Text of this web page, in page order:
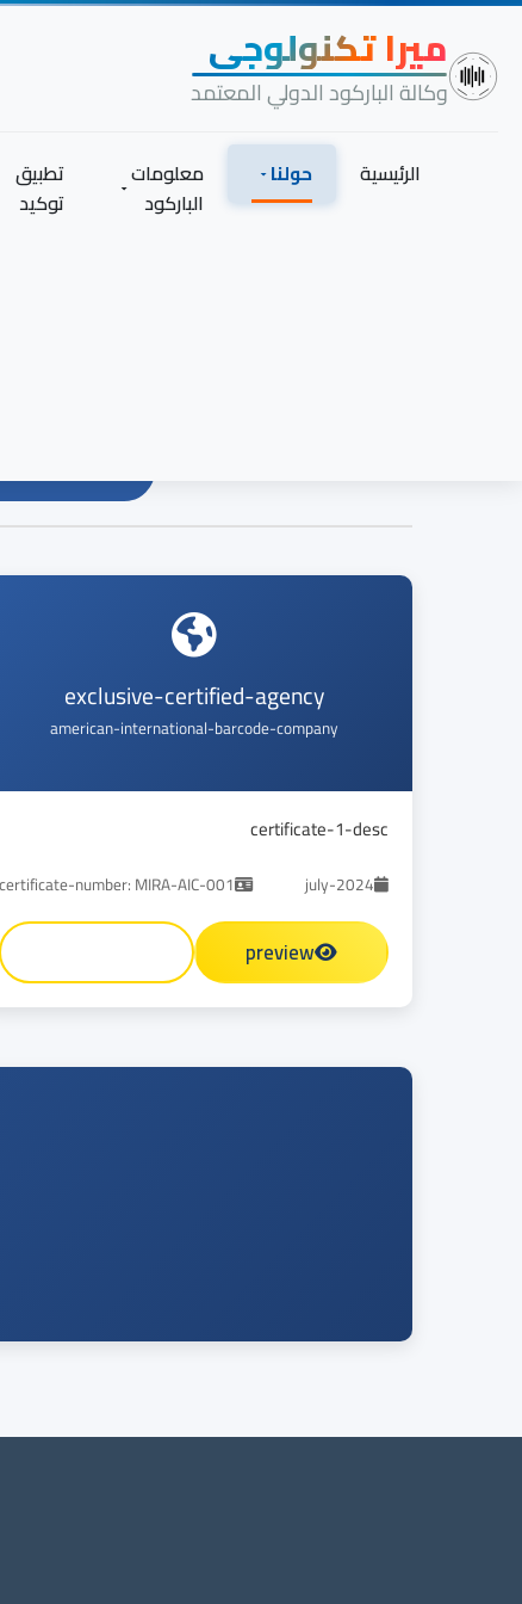
تخطي
المحتوى ميرا تكنولوجي
وكالة الباركود الدولي المعتمد
الرئيسية حولنا
معلومات
الباركود
تطبيق
توكيد
exclusive-certified-agency
american-international-barcode-company
certificate-1-desc
july-2024
certificate-number: MIRA-AIC-001
preview